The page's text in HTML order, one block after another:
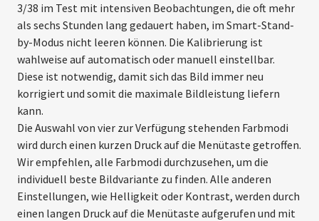
3/38 im Test mit intensiven Beobachtungen, die oft mehr
als sechs Stunden lang ­gedauert haben, im Smart-Stand-
by-Modus nicht leeren können. Die Kalibrierung ist
wahlweise auf ­automatisch oder manuell einstellbar.
Diese ist notwendig, damit sich das Bild immer neu
korrigiert und somit die maximale Bildleistung liefern
kann.
Die Auswahl von vier zur Ver­fügung stehenden Farbmodi
wird durch einen kurzen Druck auf die Menü­taste getroffen.
Wir empfehlen, alle Farbmodi durchzusehen, um die
individuell beste Bildvariante zu finden. Alle anderen
Einstellungen, wie Helligkeit oder Kontrast, werden durch
einen langen Druck auf die Menütaste ­aufgerufen und mit